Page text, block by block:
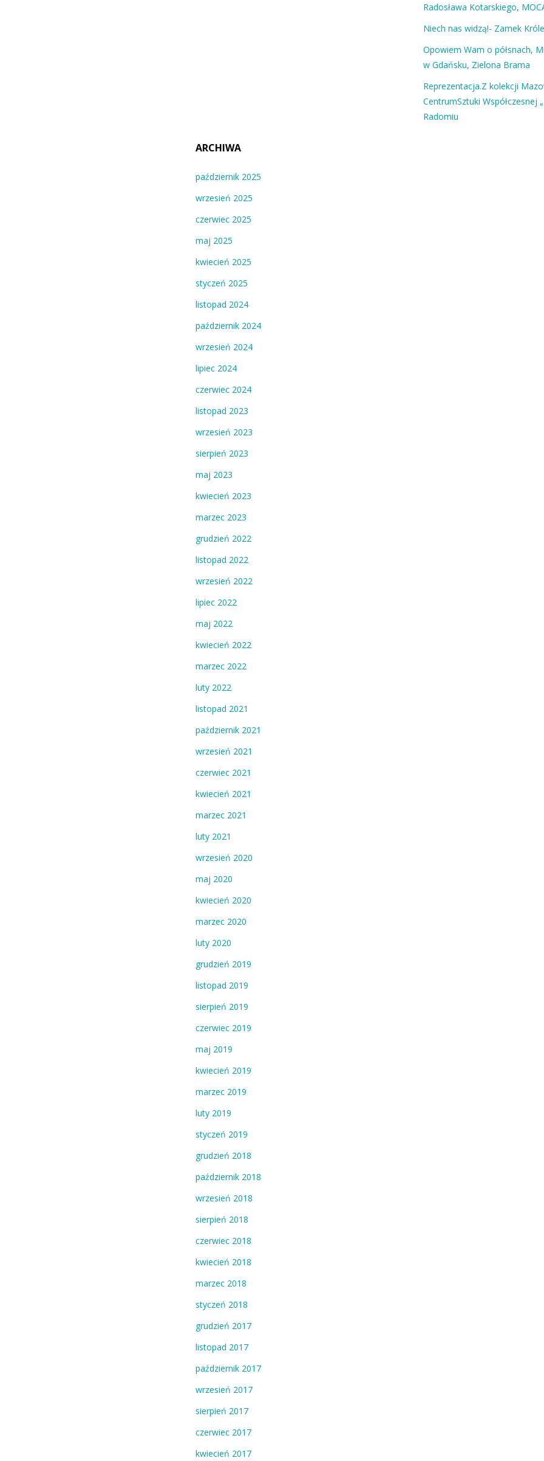
Radosława Kotarskiego,
Niech nas widzą!- Zamek
Opowiem Wam o półsnach,
w Gdańsku, Zielona Brama
Reprezentacja.Z kolekcji
CentrumSztuki Współczesnej
Radomiu
ARCHIWA
październik 2025
wrzesień 2025
czerwiec 2025
maj 2025
kwiecień 2025
styczeń 2025
listopad 2024
październik 2024
wrzesień 2024
lipiec 2024
czerwiec 2024
listopad 2023
wrzesień 2023
sierpień 2023
maj 2023
kwiecień 2023
marzec 2023
grudzień 2022
listopad 2022
wrzesień 2022
lipiec 2022
maj 2022
kwiecień 2022
marzec 2022
luty 2022
listopad 2021
październik 2021
wrzesień 2021
czerwiec 2021
kwiecień 2021
marzec 2021
luty 2021
wrzesień 2020
maj 2020
kwiecień 2020
marzec 2020
luty 2020
grudzień 2019
listopad 2019
sierpień 2019
czerwiec 2019
maj 2019
kwiecień 2019
marzec 2019
luty 2019
styczeń 2019
grudzień 2018
październik 2018
wrzesień 2018
sierpień 2018
czerwiec 2018
kwiecień 2018
marzec 2018
styczeń 2018
grudzień 2017
listopad 2017
październik 2017
wrzesień 2017
sierpień 2017
czerwiec 2017
kwiecień 2017